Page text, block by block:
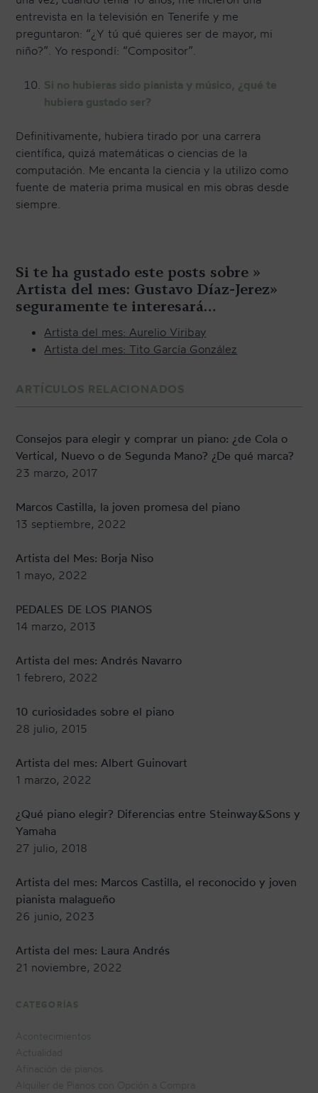
entrevista en la televisión en Tenerife y me
preguntaron: “¿Y tú qué quieres ser de mayor, mi
niño?”. Yo respondí: “Compositor”.
Si no hubieras sido pianista y músico, ¿qué te
hubiera gustado ser?
Definitivamente, hubiera tirado por una carrera
científica, quizá matemáticas o ciencias de la
computación. Me encanta la ciencia y la utilizo como
fuente de materia prima musical en mis obras desde
siempre.
Si te ha gustado este posts sobre »
Artista del mes: Gustavo Díaz-Jerez»
seguramente te interesará…
Artista del mes: Aurelio Viribay
Artista del mes: Tito García González
ARTÍCULOS RELACIONADOS
Consejos para elegir y comprar un piano: ¿de Cola o
Vertical, Nuevo o de Segunda Mano? ¿De qué marca?
23 marzo, 2017
Marcos Castilla, la joven promesa del piano
13 septiembre, 2022
Artista del Mes: Borja Niso
1 mayo, 2022
PEDALES DE LOS PIANOS
14 marzo, 2013
Artista del mes: Andrés Navarro
1 febrero, 2022
10 curiosidades sobre el piano
28 julio, 2015
Artista del mes: Albert Guinovart
1 marzo, 2022
¿Qué piano elegir? Diferencias entre Steinway&Sons y
Yamaha
27 julio, 2018
Artista del mes: Marcos Castilla, el reconocido y joven
pianista malagueño
26 junio, 2023
Artista del mes: Laura Andrés
21 noviembre, 2022
CATEGORÍAS
Acontecimientos
Actualidad
Afinación de pianos
Alquiler de Pianos con Opción a Compra